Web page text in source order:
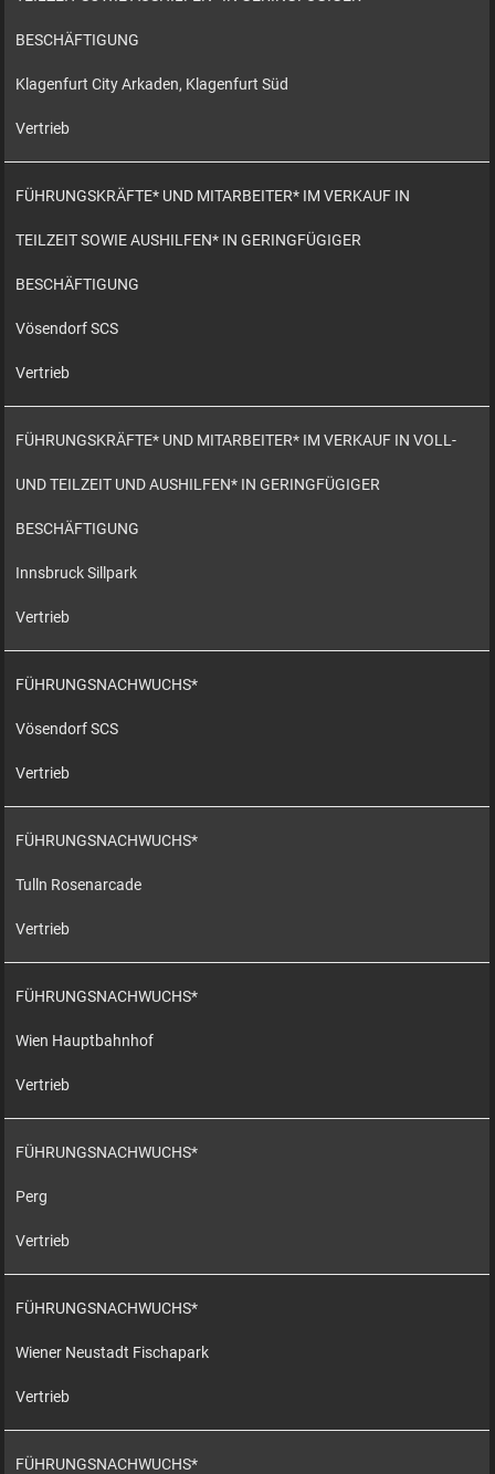
BESCHÄFTIGUNG
Klagenfurt City Arkaden, Klagenfurt Süd
Vertrieb
FÜHRUNGSKRÄFTE* UND MITARBEITER* IM VERKAUF IN
TEILZEIT SOWIE AUSHILFEN* IN GERINGFÜGIGER
BESCHÄFTIGUNG
Vösendorf SCS
Vertrieb
FÜHRUNGSKRÄFTE* UND MITARBEITER* IM VERKAUF IN VOLL-
UND TEILZEIT UND AUSHILFEN* IN GERINGFÜGIGER
BESCHÄFTIGUNG
Innsbruck Sillpark
Vertrieb
FÜHRUNGSNACHWUCHS*
Vösendorf SCS
Vertrieb
FÜHRUNGSNACHWUCHS*
Tulln Rosenarcade
Vertrieb
FÜHRUNGSNACHWUCHS*
Wien Hauptbahnhof
Vertrieb
FÜHRUNGSNACHWUCHS*
Perg
Vertrieb
FÜHRUNGSNACHWUCHS*
Wiener Neustadt Fischapark
Vertrieb
FÜHRUNGSNACHWUCHS*